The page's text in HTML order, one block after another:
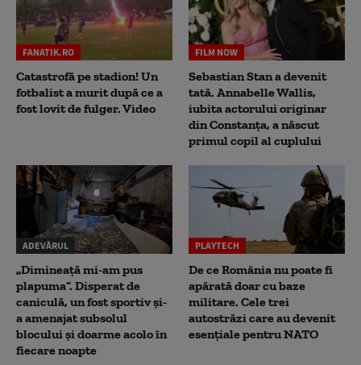
FANATIK.RO
Catastrofă pe stadion! Un
fotbalist a murit după ce a
fost lovit de fulger. Video
FILM NOW
Sebastian Stan a devenit
tată. Annabelle Wallis,
iubita actorului originar
din Constanța, a născut
primul copil al cuplului
ADEVĂRUL
„Dimineață mi-am pus
plapuma”. Disperat de
caniculă, un fost sportiv și-
a amenajat subsolul
blocului și doarme acolo în
fiecare noapte
PLAYTECH
De ce România nu poate fi
apărată doar cu baze
militare. Cele trei
autostrăzi care au devenit
esențiale pentru NATO